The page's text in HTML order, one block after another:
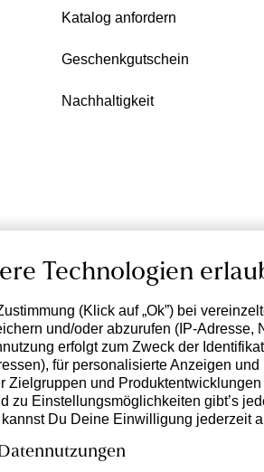
Katalog anfordern
Geschenkgutschein
Nachhaltigkeit
Technologien
(Klick auf „Ok”) bei
und/oder abzurufen (IP-Adresse,
erfolgt zum Zweck der
für personalisierte Anzeigen und
Zielgruppen und
zu Einstellungsmöglichkeiten gibt’s
kannst Du Deine Einwilligung jederzeit